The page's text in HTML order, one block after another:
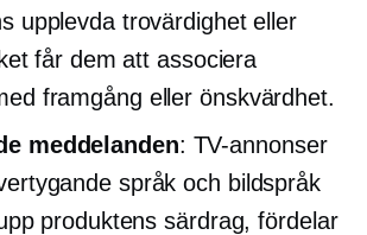
upplevda trovärdighet eller
får dem att associera
framgång eller önskvärdhet.
meddelanden: TV-annonser
språk och bildspråk
produktens särdrag, fördelar